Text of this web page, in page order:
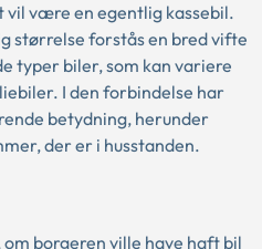
være en egentlig kassebil.
størrelse forstås en bred vifte
typer biler, som kan variere
I den forbindelse har
betydning, herunder
der er i husstanden.
borgeren ville have haft bil